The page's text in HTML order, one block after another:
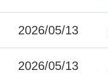
2026/05/13
2026/05/13